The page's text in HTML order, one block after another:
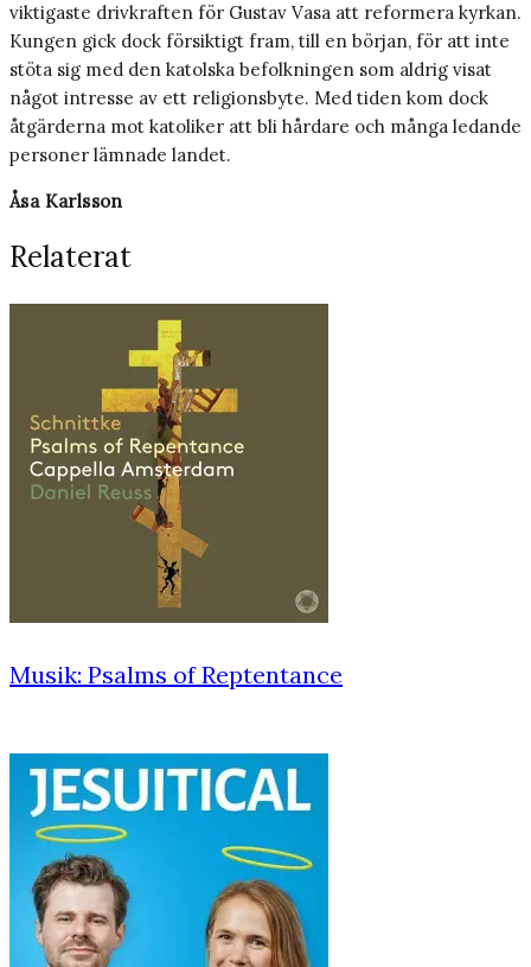
viktigaste drivkraften för Gustav Vasa att reformera kyrkan.
Kungen gick dock försiktigt fram, till en början, för att inte
stöta sig med den katolska befolkningen som aldrig visat
något intresse av ett religionsbyte. Med tiden kom dock
åtgärderna mot katoliker att bli hårdare och många ledande
personer lämnade landet.
Åsa Karlsson
Relaterat
Musik: Psalms of Reptentance